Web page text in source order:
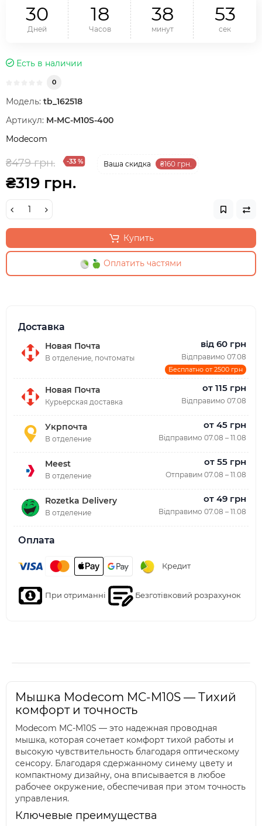
30
Дней
18
Часов
38
минут
52
сек
Есть в наличии
0
Модель: tb_162518
Артикул: M-MC-M10S-400
Modecom
₴479 грн. -33 % Ваша cкидка ₴160 грн.
₴319 грн.
Купить
Оплатить частями
Доставка
Новая Почта
В отделение, почтоматы
від 60 грн
Відправимо 07.08
Бесплатно от 2500 грн
Новая Почта
Курьерская доставка
от 115 грн
Відправимо 07.08
Укрпочта
В отделение
от 45 грн
Відправимо 07.08 – 11.08
Meest
В отделение
от 55 грн
Отправим 07.08 – 11.08
Rozetka Delivery
В отделение
от 49 грн
Відправимо 07.08 – 11.08
Оплата
Кредит
При отриманні Безготівковий розрахунок
Мышка Modecom MC-M10S — Тихий
комфорт и точность
Modecom MC-M10S — это надежная проводная
мышка, которая сочетает комфорт тихой работы и
высокую чувствительность благодаря оптическому
сенсору. Благодаря сдержанному синему цвету и
компактному дизайну, она вписывается в любое
рабочее окружение, обеспечивая при этом точность
управления.
Ключевые преимущества